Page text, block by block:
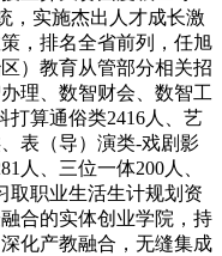
，实施杰出人才成长激
，排名全省前列，任旭
）教育从管部分相关招
理、数智财会、数智工
打算通俗类2416人、艺
表（导）演类-戏剧影
人、三位一体200人、
取职业生活生计规划资
合的实体创业学院，持
化产教融合，无缝集成